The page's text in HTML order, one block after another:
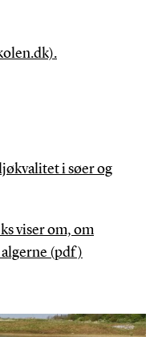
i søer og
viser om, om
(pdf)